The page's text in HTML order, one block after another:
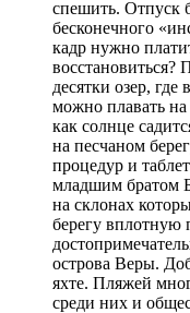
спешить. Отпуск
бесконечного
кадр нужно
восстановиться?
десятки озер, где
можно плавать
как солнце
на песчаном
процедур и
младшим братом
на склонах
берегу вплотную
острова Веры.
яхте. Пляжей
среди них и